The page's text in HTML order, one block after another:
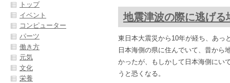
地震津波の際に逃げる
東日本大震災から10年が経ち、あっ
日本海側の県に住んでいて、昔から
かったが、もしかして日本海側にい
うと恐くなる。
トップ
イベント
コンピューター
パーツ
働き方
元気
文化
栄養